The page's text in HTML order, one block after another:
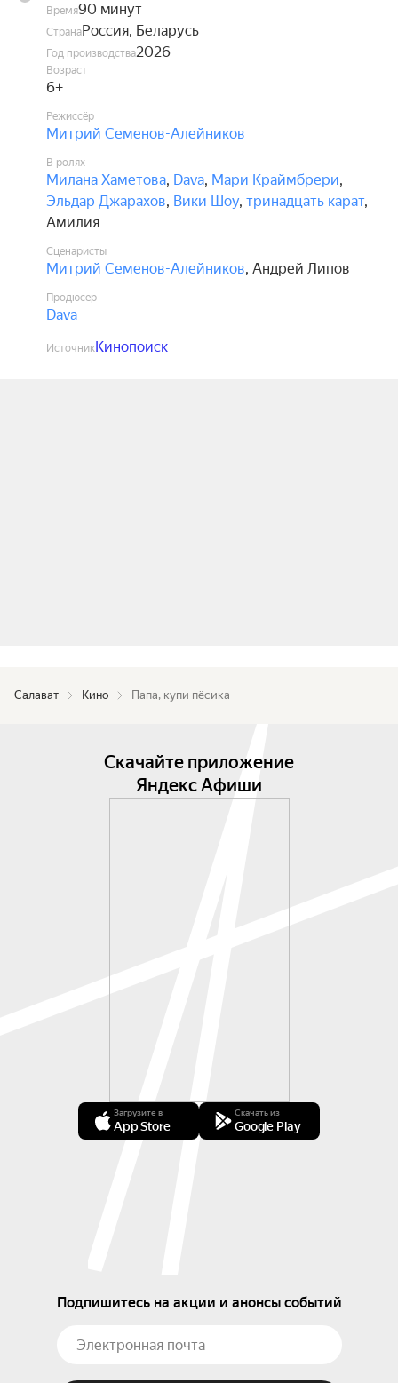
Время90 минут
СтранаРоссия, Беларусь
Год производства2026
Возраст
6+
Режиссёр
Митрий Семенов-Алейников
В ролях
Милана Хаметова, Dava, Мари Краймбрери,
Эльдар Джарахов, Вики Шоу, тринадцать карат,
Амилия
Сценаристы
Митрий Семенов-Алейников, Андрей Липов
Продюсер
Dava
ИсточникКинопоиск
Салават Кино Папа, купи пёсика
Скачайте приложение
Яндекс Афиши
Загрузите в
App Store
Скачать из
Google Play
Подпишитесь на акции и анонсы событий